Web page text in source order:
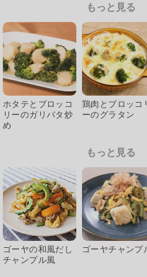
もっと見る
ホタテとブロッコ
リーのガリバタ炒
め
鶏肉とブロッコ
ーのグラタン
もっと見る
ゴーヤの和風だし
チャンプル風
ゴーヤチャンプ